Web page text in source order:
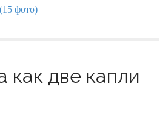
как две капли